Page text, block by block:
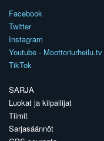
Facebook
Twitter
Instagram
Youtube - Moottoriurheilu.tv
TikTok
SARJA
Luokat ja kilpailijat
Tiimit
Sarjasäännöt